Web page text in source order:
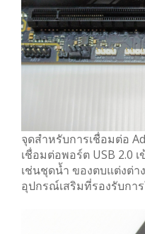
จุดสำหรับการเชื่อมต่อ
เชื่อมต่อพอร์ต USB 2.0
เช่นชุดน้ำ ของตบแต่งต่า
อุปกรณ์เสริมที่รองรับกา